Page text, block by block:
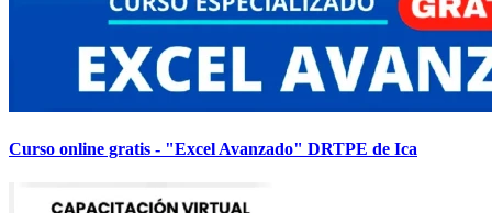
Curso online gratis - "Excel Avanzado" DRTPE de Ica